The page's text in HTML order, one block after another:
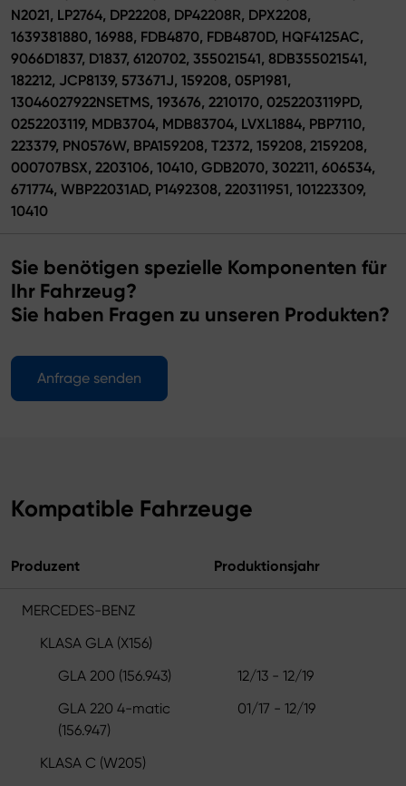
N2021, LP2764, DP22208, DP42208R, DPX2208,
1639381880, 16988, FDB4870, FDB4870D, HQF4125AC,
9066D1837, D1837, 6120702, 355021541, 8DB355021541,
182212, JCP8139, 573671J, 159208, 05P1981,
13046027922NSETMS, 193676, 2210170, 0252203119PD,
0252203119, MDB3704, MDB83704, LVXL1884, PBP7110,
223379, PN0576W, BPA159208, T2372, 159208, 2159208,
000707BSX, 2203106, 10410, GDB2070, 302211, 606534,
671774, WBP22031AD, P1492308, 220311951, 101223309,
10410
Sie benötigen spezielle Komponenten für
Ihr Fahrzeug?
Sie haben Fragen zu unseren Produkten?
Anfrage senden
Kompatible Fahrzeuge
Produzent Produktionsjahr
MERCEDES-BENZ
KLASA GLA (X156)
GLA 200 (156.943)
12/13 - 12/19
GLA 220 4-matic
(156.947)
01/17 - 12/19
KLASA C (W205)